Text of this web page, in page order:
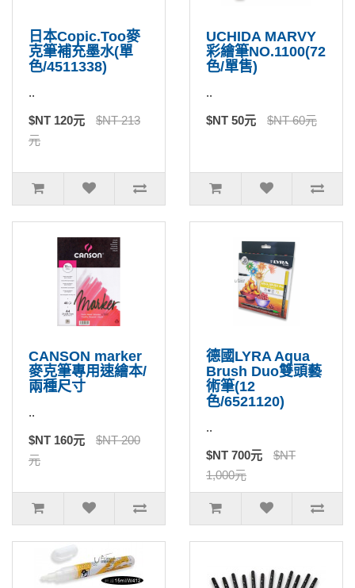
日本Copic.Too麥
克筆補充墨水(單
色/4511338)
..
$NT 120元
$NT 213
元
UCHIDA MARVY
彩繪筆NO.1100(72
色/單售)
..
$NT 50元 $NT 60元
CANSON marker
麥克筆專用速繪本/
兩種尺寸
..
$NT 160元
$NT 200
元
德國LYRA Aqua
Brush Duo雙頭藝
術筆(12
色/6521120)
..
$NT 700元
$NT
1,000元